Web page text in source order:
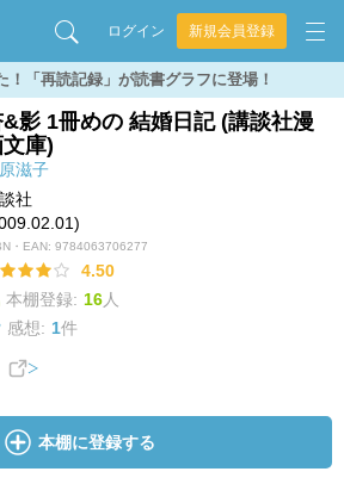
ログイン 新規会員登録
！「再読記録」が読書グラフに登場！
影 1冊めの 結婚日記 (講談社漫
庫)
滋子
社
・EAN: 9784063706277
4.50
本棚登録: 16人
感想: 1件
本棚に登録する